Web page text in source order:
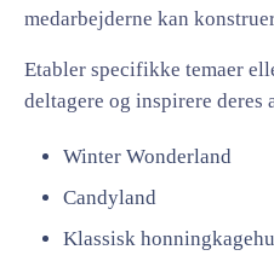
medarbejderne kan
Etabler specifikke temaer
deltagere og inspirere deres
Winter Wonderland
Candyland
Klassisk